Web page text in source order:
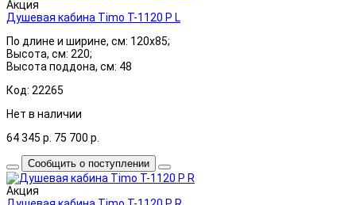
Акция
Душевая кабина Timo T-1120 P L
По длине и ширине, см: 120x85;
Высота, см: 220;
Высота поддона, см: 48
Код: 22265
Нет в наличии
64 345 р. 75 700 р.
Сообщить о поступлении
Акция